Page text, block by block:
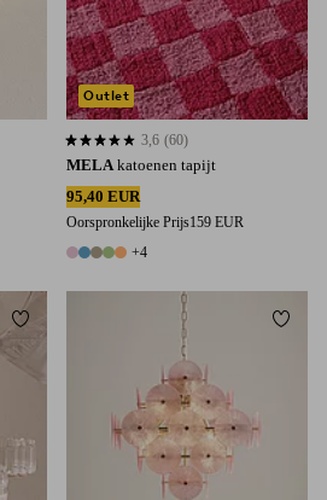
MELA katoenen tapijt
95,40 EUR
Oorspronkelijke Prijs159 EUR
9 kleuren
+4
3,6 op basis van 60 beoordelingen
3,6 (60)
Outlet
Toevoegen aan favorieten